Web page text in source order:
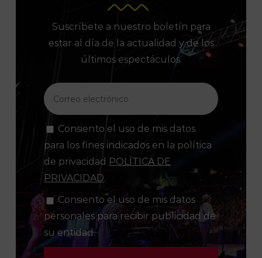
Suscríbete a nuestro boletín para
estar al día de la actualidad y de los
últimos espectáculos.
Consiento el uso de mis datos
para los fines indicados en la política
de privacidad POLÍTICA DE
PRIVACIDAD.
Consiento el uso de mis datos
personales para recibir publicidad de
su entidad.